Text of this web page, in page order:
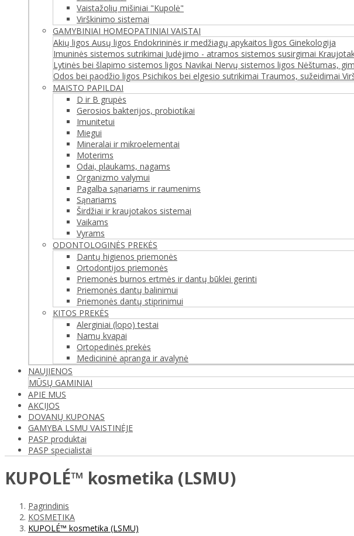
Vaistažolių mišiniai "Kupolė"
Virškinimo sistemai
GAMYBINIAI HOMEOPATINIAI VAISTAI
Akių ligos Ausų ligos Endokrininės ir medžiagų apykaitos ligos Ginekologija
Imuninės sistemos sutrikimai Judėjimo - atramos sistemos susirgimai
Lytinės bei šlapimo sistemos ligos Navikai Nervų sistemos ligos Nėštumas,
Odos bei paodžio ligos Psichikos bei elgesio sutrikimai Traumos, sužeidimai
MAISTO PAPILDAI
D ir B grupės
Gerosios bakterijos, probiotikai
Imunitetui
Miegui
Mineralai ir mikroelementai
Moterims
Odai, plaukams, nagams
Organizmo valymui
Pagalba sąnariams ir raumenims
Sąnariams
Širdžiai ir kraujotakos sistemai
Vaikams
Vyrams
ODONTOLOGINĖS PREKĖS
Dantų higienos priemonės
Ortodontijos priemonės
Priemonės burnos ertmės ir dantų būklei gerinti
Priemonės dantų balinimui
Priemonės dantų stiprinimui
KITOS PREKĖS
Alerginiai (lopo) testai
Namų kvapai
Ortopedinės prekės
Medicininė apranga ir avalynė
NAUJIENOS
MŪSŲ GAMINIAI
APIE MUS
AKCIJOS
DOVANŲ KUPONAS
GAMYBA LSMU VAISTINĖJE
PASP produktai
PASP specialistai
KUPOLÉ™ kosmetika (LSMU)
Pagrindinis
KOSMETIKA
KUPOLÉ™ kosmetika (LSMU)